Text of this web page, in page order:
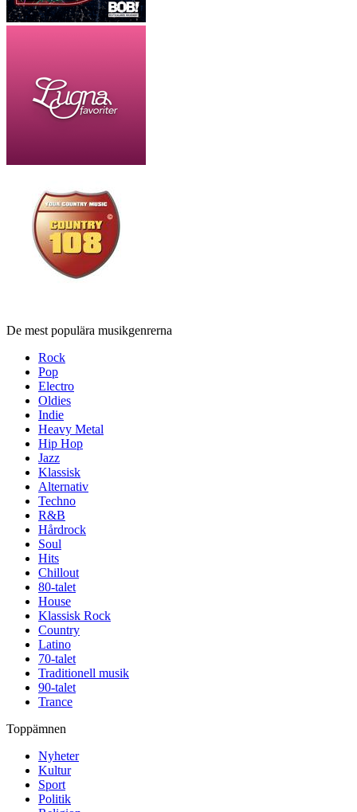
De mest populära musikgenrerna
Rock
Pop
Electro
Oldies
Indie
Heavy Metal
Hip Hop
Jazz
Klassisk
Alternativ
Techno
R&B
Hårdrock
Soul
Hits
Chillout
80-talet
House
Klassisk Rock
Country
Latino
70-talet
Traditionell musik
90-talet
Trance
Toppämnen
Nyheter
Kultur
Sport
Politik